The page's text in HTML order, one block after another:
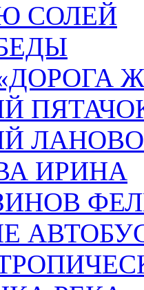
СОЛЕЙ
ИРИНА